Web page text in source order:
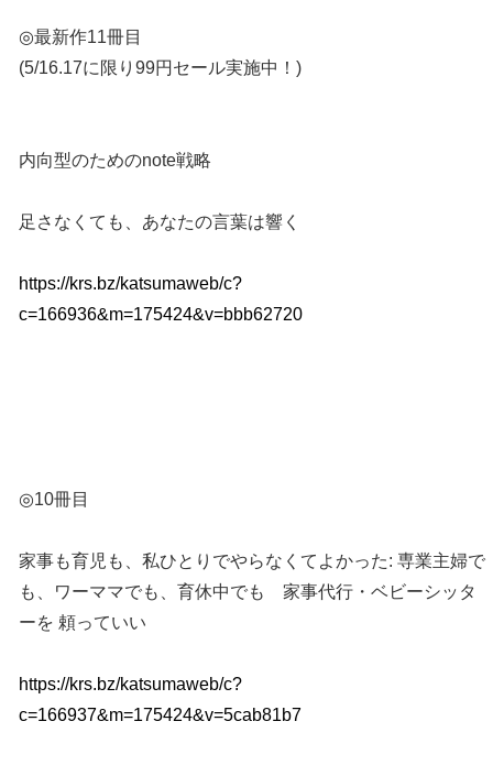
◎最新作11冊目
(5/16.17に限り99円セール実施中！)
内向型のためのnote戦略
足さなくても、あなたの言葉は響く
https://krs.bz/katsumaweb/c?
c=166936&m=175424&v=bbb62720
◎10冊目
家事も育児も、私ひとりでやらなくてよかった: 専業主婦で
も、ワーママでも、育休中でも 家事代行・ベビーシッタ
ーを 頼っていい
https://krs.bz/katsumaweb/c?
c=166937&m=175424&v=5cab81b7